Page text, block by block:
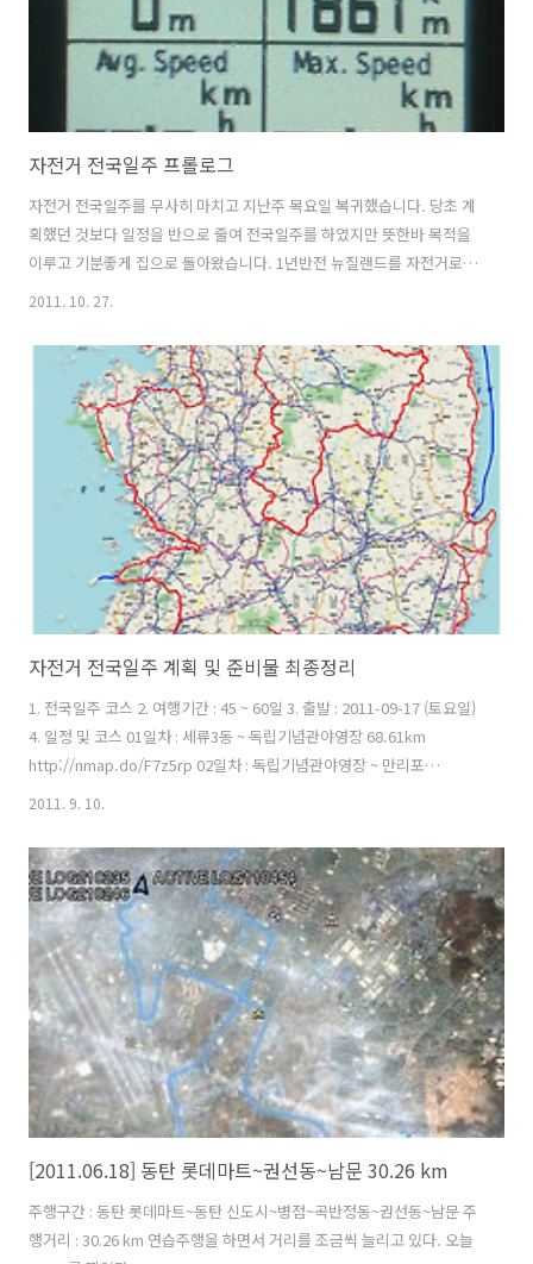
자전거 전국일주 프롤로그
자전거 전국일주를 무사히 마치고 지난주 목요일 복귀했습니다. 당초 계
획했던 것보다 일정을 반으로 줄여 전국일주를 하였지만 뜻한바 목적을
이루고 기분좋게 집으로 돌아왔습니다. 1년반전 뉴질랜드를 자전거로 일
주하겠다는 목표를 가지고 뉴질랜드행 비행기를 탔지만 뜻하지 않게 자
대를 안고 갔던 여행은 큰 위기에 봉착하고 어찌해야 할 바를 모르며 숙
소에서 큰 고민에 빠졌던 때가 있습니다. 여행을 포기할까도 생각했지만
자전거는 여행을 하기 위한 하나의 수단에 불과하다라는 생각을 하면서
스스로를 위안했습니다. 그렇게 하니까 부정적인 생각들도 자연스럽게
사라졌고, 모든것을 긍정적으로 받아들이게 됐습니다. 두달동안 여행을
하면서 세계일주에 대한 가능성..
2011. 10. 27.
자전거 전국일주 계획 및 준비물 최종정리
1. 전국일주 코스 2. 여행기간 : 45 ~ 60일 3. 출발 : 2011-09-17 (토요일)
4. 일정 및 코스 01일차 : 세류3동 ~ 독립기념관야영장 68.61km
http://nmap.do/F7z5rp 02일차 : 독립기념관야영장 ~ 만리포
121.17km http://nmap.do/G5HP7u 03일차 : 만리포 ~ 영목항
대천해수욕장 ~ 군산(하구둑사거리) 63km http://nmap.do/GiWar7
05일차 : 군산 ~ 전주 ~ 김제 74.18km http://nmap.do/xSL13A 06일
차 : 김제 ~ 격포항 48.63km http://nmap.do/xGsFol / 격포항 ~ 위도
(파장금항) ..
2011. 9. 10.
[2011.06.18] 동탄 롯데마트~권선동~남문 30.26 km
주행구간 : 동탄 롯데마트~동탄 신도시~병점~곡반정동~권선동~남문 주
행거리 : 30.26 km 연습주행을 하면서 거리를 조금씩 늘리고 있다. 오늘